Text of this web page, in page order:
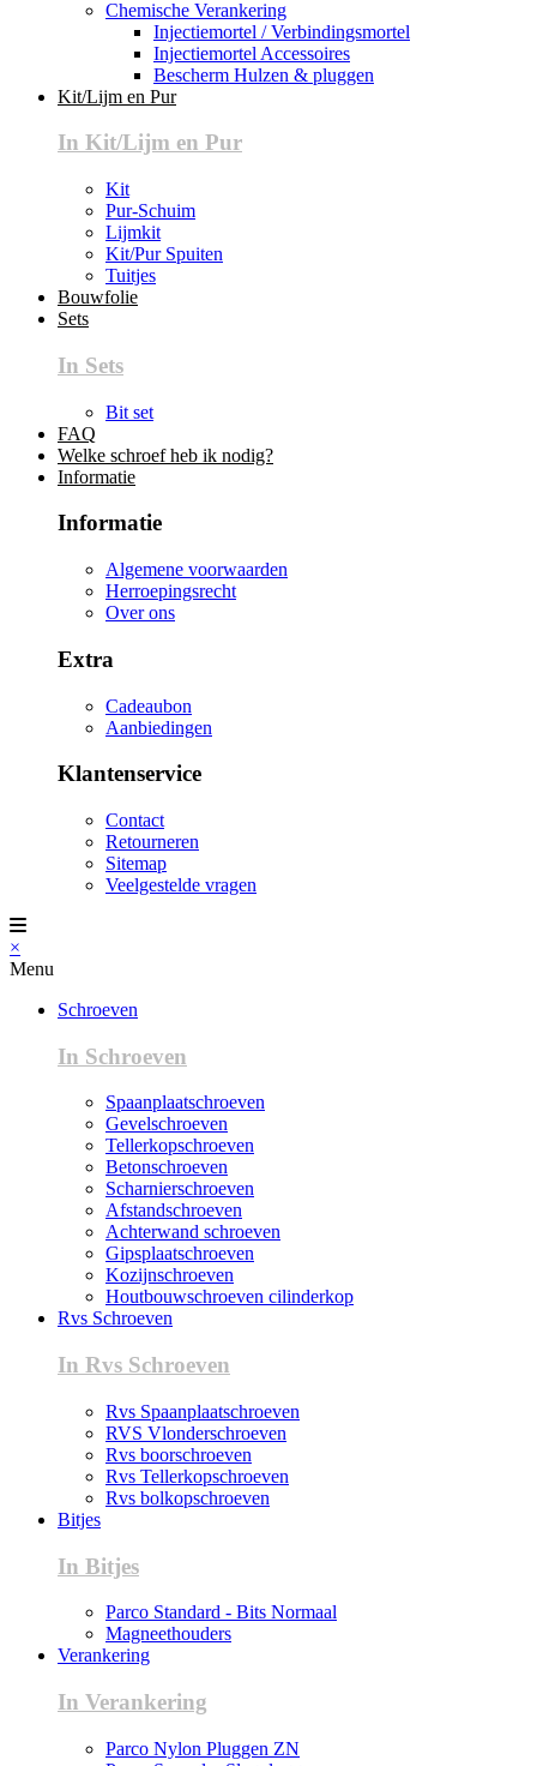
Chemische Verankering
Injectiemortel / Verbindingsmortel
Injectiemortel Accessoires
Bescherm Hulzen & pluggen
Kit/Lijm en Pur
In Kit/Lijm en Pur
Kit
Pur-Schuim
Lijmkit
Kit/Pur Spuiten
Tuitjes
Bouwfolie
Sets
In Sets
Bit set
FAQ
Welke schroef heb ik nodig?
Informatie
Informatie
Algemene voorwaarden
Herroepingsrecht
Over ons
Extra
Cadeaubon
Aanbiedingen
Klantenservice
Contact
Retourneren
Sitemap
Veelgestelde vragen
×
Menu
Schroeven
In Schroeven
Spaanplaatschroeven
Gevelschroeven
Tellerkopschroeven
Betonschroeven
Scharnierschroeven
Afstandschroeven
Achterwand schroeven
Gipsplaatschroeven
Kozijnschroeven
Houtbouwschroeven cilinderkop
Rvs Schroeven
In Rvs Schroeven
Rvs Spaanplaatschroeven
RVS Vlonderschroeven
Rvs boorschroeven
Rvs Tellerkopschroeven
Rvs bolkopschroeven
Bitjes
In Bitjes
Parco Standard - Bits Normaal
Magneethouders
Verankering
In Verankering
Parco Nylon Pluggen ZN